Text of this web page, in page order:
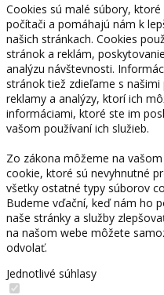
Cookies sú malé súbory,
počítači a pomáhajú nám k
našich stránkach. Cookies
stránok a reklám,
analýzu návštevnosti.
stránok tiež zdieľame s
reklamy a analýzy, ktorí ich
informáciami, ktoré ste im
vašom používaní ich služieb.
Zo zákona môžeme na
cookie, ktoré sú nevyhnutné
všetky ostatné typy súborov
Budeme vďační, keď nám ho
naše stránky a služby
na našom webe môžete
odvolať.
Jednotlivé súhlasy